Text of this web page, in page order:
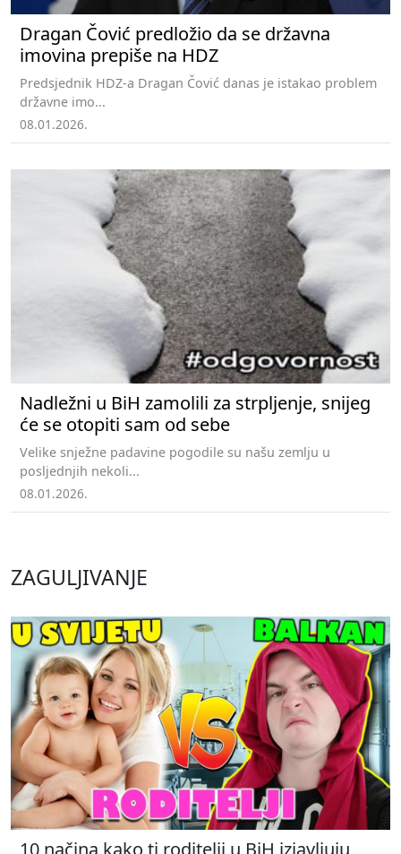
Dragan Čović predložio da se državna
imovina prepiše na HDZ
Predsjednik HDZ-a Dragan Čović danas je istakao problem
državne imo...
08.01.2026.
Nadležni u BiH zamolili za strpljenje, snijeg
će se otopiti sam od sebe
Velike snježne padavine pogodile su našu zemlju u
posljednjih nekoli...
08.01.2026.
ZAGULJIVANJE